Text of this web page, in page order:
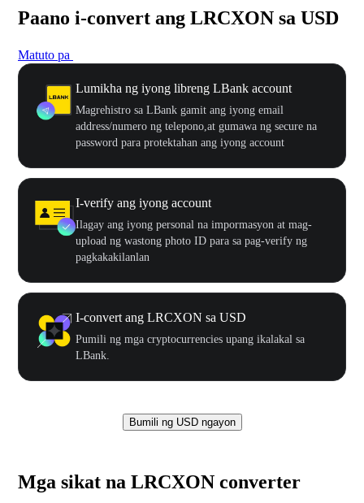
Paano i-convert ang LRCXON sa USD
Matuto pa
Lumikha ng iyong libreng LBank account
Magrehistro sa LBank gamit ang iyong email
address/numero ng telepono,at gumawa ng secure na
password para protektahan ang iyong account
I-verify ang iyong account
Ilagay ang iyong personal na impormasyon at mag-
upload ng wastong photo ID para sa pag-verify ng
pagkakakilanlan
I-convert ang LRCXON sa USD
Pumili ng mga cryptocurrencies upang ikalakal sa
LBank.
Bumili ng USD ngayon
Mga sikat na LRCXON converter